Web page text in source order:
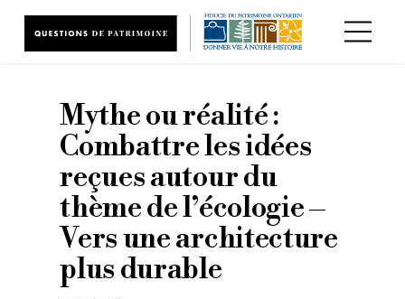
Mythe ou réalité :
Combattre les idées
reçues autour du
thème de l’écologie –
Vers une architecture
plus durable